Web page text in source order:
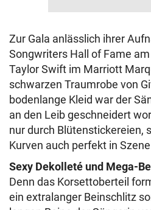
Zur Gala anlässlich ihrer
Songwriters Hall of Fame
Taylor Swift im Marriott
schwarzen Traumrobe von
bodenlange Kleid war der
an den Leib geschneidert
nur durch Blütenstickereien,
Kurven auch perfekt in
Sexy Dekolleté und Mega-
Denn das Korsettoberteil
ein extralanger Beinschlitz